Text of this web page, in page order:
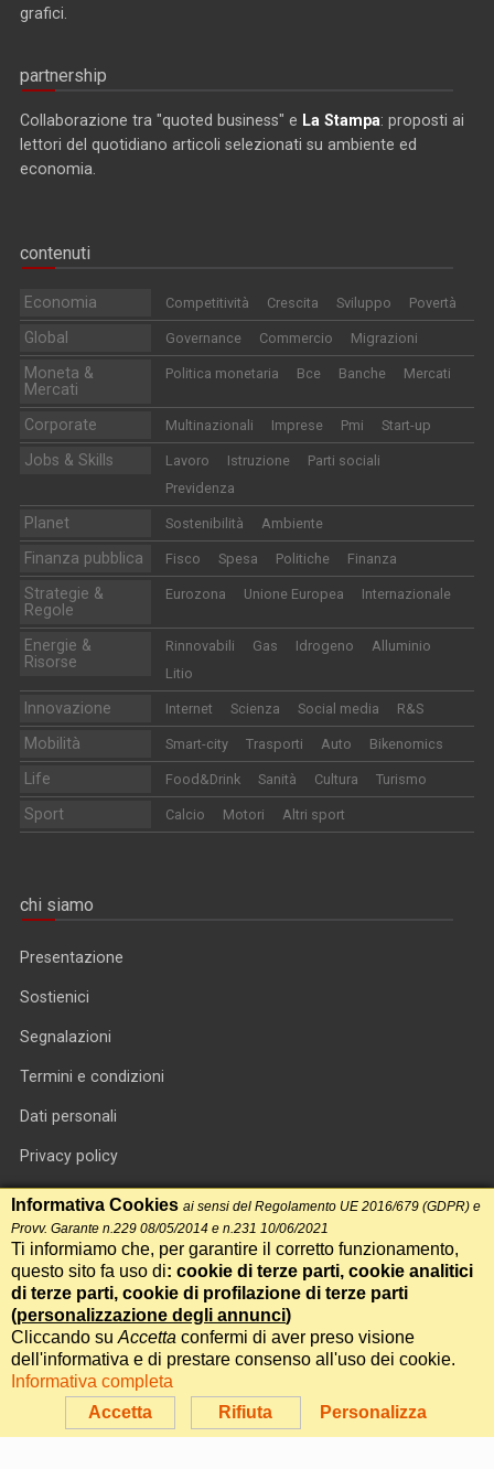
grafici.
partnership
Collaborazione tra "quoted business" e La Stampa: proposti ai
lettori del quotidiano articoli selezionati su ambiente ed
economia.
contenuti
Economia Competitività Crescita Sviluppo Povertà
Global Governance Commercio Migrazioni
Moneta &
Mercati
Politica monetaria Bce Banche Mercati
Corporate Multinazionali Imprese Pmi Start-up
Jobs & Skills Lavoro Istruzione
Parti sociali
Previdenza
Planet Sostenibilità Ambiente
Finanza pubblica Fisco Spesa Politiche Finanza
Strategie &
Regole
Eurozona Unione Europea Internazionale
Energie &
Risorse
Rinnovabili Gas Idrogeno
Alluminio
Litio
Innovazione Internet Scienza Social media R&S
Mobilità Smart-city Trasporti Auto Bikenomics
Life Food&Drink Sanità Cultura Turismo
Sport Calcio Motori Altri sport
chi siamo
Presentazione
Sostienici
Segnalazioni
Termini e condizioni
Dati personali
Privacy policy
Informativa cookie
RSS feed
RSS Top News
Contatti
International Communication S.r.l. • P.IVA 14478081004 • Testata
giornalistica n.191, reg. Tribunale di Roma del 14/12/2017
Powered byItala
Accetta Rifiuta Personalizza
Informativa Cookies ai sensi del Regolamento UE 2016/679 (GDPR) e
Provv. Garante n.229 08/05/2014 e n.231 10/06/2021
Ti informiamo che, per garantire il corretto funzionamento,
questo sito fa uso di: cookie di terze parti, cookie analitici
di terze parti, cookie di profilazione di terze parti
(personalizzazione degli annunci)
Cliccando su Accetta confermi di aver preso visione
dell'informativa e di prestare consenso all'uso dei cookie.
Informativa completa